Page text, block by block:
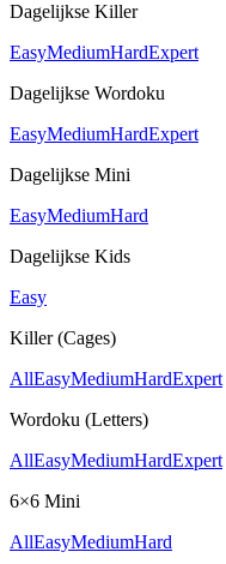
Dagelijkse Killer
EasyMediumHardExpert
Dagelijkse Wordoku
EasyMediumHardExpert
Dagelijkse Mini
EasyMediumHard
Dagelijkse Kids
Easy
Killer (Cages)
AllEasyMediumHardExpert
Wordoku (Letters)
AllEasyMediumHardExpert
6×6 Mini
AllEasyMediumHard